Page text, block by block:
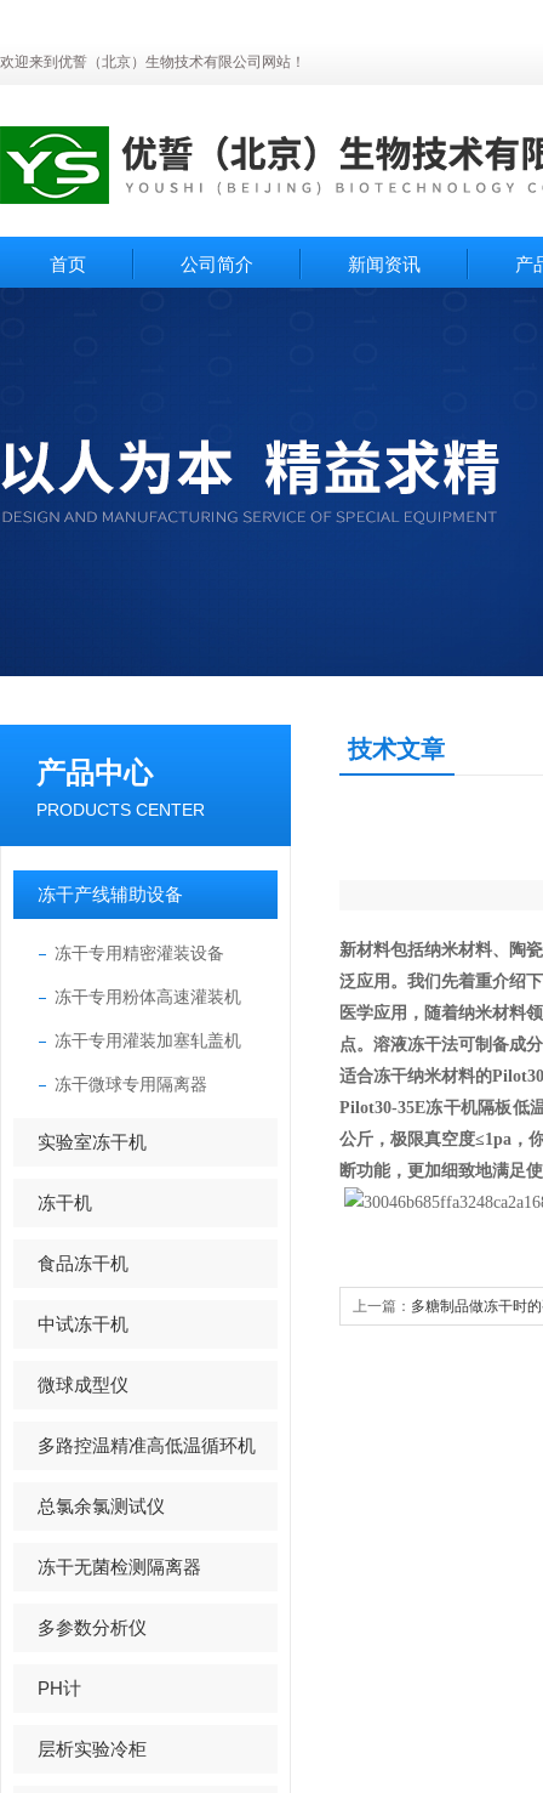
欢迎来到优誓（北京）生物技术有限公司网站！
首页 公司简介 新闻资讯 产
产品中心
PRODUCTS CENTER
冻干产线辅助设备
冻干专用精密灌装设备
冻干专用粉体高速灌装机
冻干专用灌装加塞轧盖机
冻干微球专用隔离器
实验室冻干机
冻干机
食品冻干机
中试冻干机
微球成型仪
多路控温精准高低温循环机
总氯余氯测试仪
冻干无菌检测隔离器
多参数分析仪
PH计
层析实验冷柜
技术文章
新材料包括纳米材料、陶
泛应用。我们先着重介绍
医学应用， 随着纳米材料
点。溶液冻干法可制备成
适合冻干纳米材料的
Pilot30-35E冻干机隔板低
公斤，极限真空度≤1pa ，
断功能，更加细致地满足
上一篇： 多糖制品做冻干时